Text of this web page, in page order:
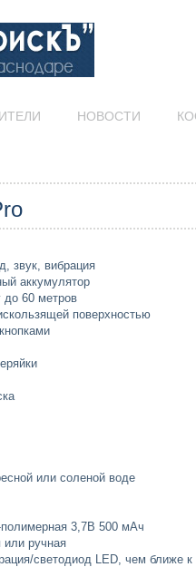
НОВОСТИ
звук, вибрация
аккумулятор
до 60 метров
поверхностью
или соленой воде
3,7В 500 мАч
или ручная
светодиод LED, чем ближе к